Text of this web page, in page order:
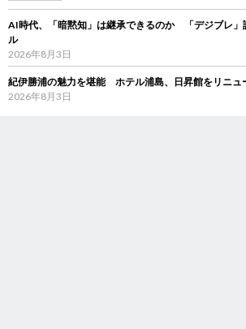
AI時代、「暗黙知」は継承できるのか 「デジブレ」
ル
2026年8月3日
紀伊勝浦の魅力を堪能 ホテル浦島、日昇館をリニュ
2026年8月3日